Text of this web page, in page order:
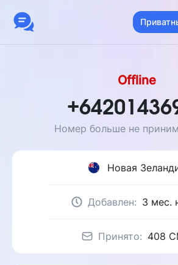
Offline
Номер больше не
Новая
Добавлен: 3 мес.
Принято: 408